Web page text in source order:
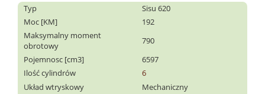
Typ
Sisu 620
Moc [KM]
192
Maksymalny moment
obrotowy
790
Pojemnosc [cm3]
6597
Ilość cylindrów
6
Układ wtryskowy
Mechaniczny